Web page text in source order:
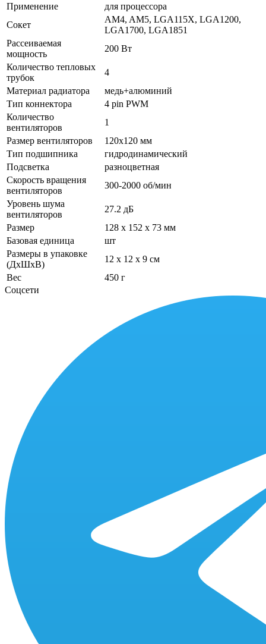
Применение
для процессора
Сокет
AM4, AM5, LGA115X, LGA1200,
LGA1700, LGA1851
Рассеиваемая
мощность
200 Вт
Количество тепловых
трубок
4
Материал радиатора
медь+алюминий
Тип коннектора
4 pin PWM
Количество
вентиляторов
1
Размер вентиляторов
120x120 мм
Тип подшипника
гидродинамический
Подсветка
разноцветная
Скорость вращения
вентиляторов
300-2000 об/мин
Уровень шума
вентиляторов
27.2 дБ
Размер
128 x 152 x 73 мм
Базовая единица
шт
Размеры в упаковке
(ДхШхВ)
12 x 12 x 9 см
Вес
450 г
Соцсети